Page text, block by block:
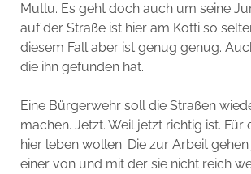
Mutlu. Es geht doch auch um seine
auf der Straße ist hier am Kotti so
diesem Fall aber ist genug genug.
die ihn gefunden hat.
Eine Bürgerwehr soll die Straßen
machen. Jetzt. Weil jetzt richtig ist. Für
hier leben wollen. Die zur Arbeit
einer von und mit der sie nicht reich